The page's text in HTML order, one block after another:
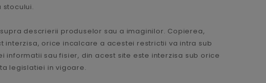
descrierii produselor sau a imaginilor. Copierea,
orice incalcare a acestei restrictii va intra sub
sau fisier, din acest site este interzisa sub orice
legislatiei in vigoare.